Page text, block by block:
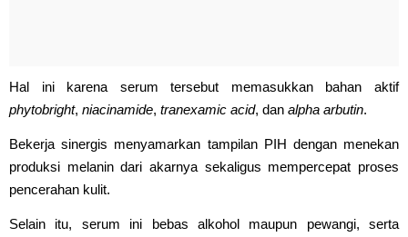
Hal ini karena serum tersebut memasukkan bahan aktif
phytobright, niacinamide, tranexamic acid, dan alpha arbutin.
Bekerja sinergis menyamarkan tampilan PIH dengan menekan
produksi melanin dari akarnya sekaligus mempercepat proses
pencerahan kulit.
Selain itu, serum ini bebas alkohol maupun pewangi, serta